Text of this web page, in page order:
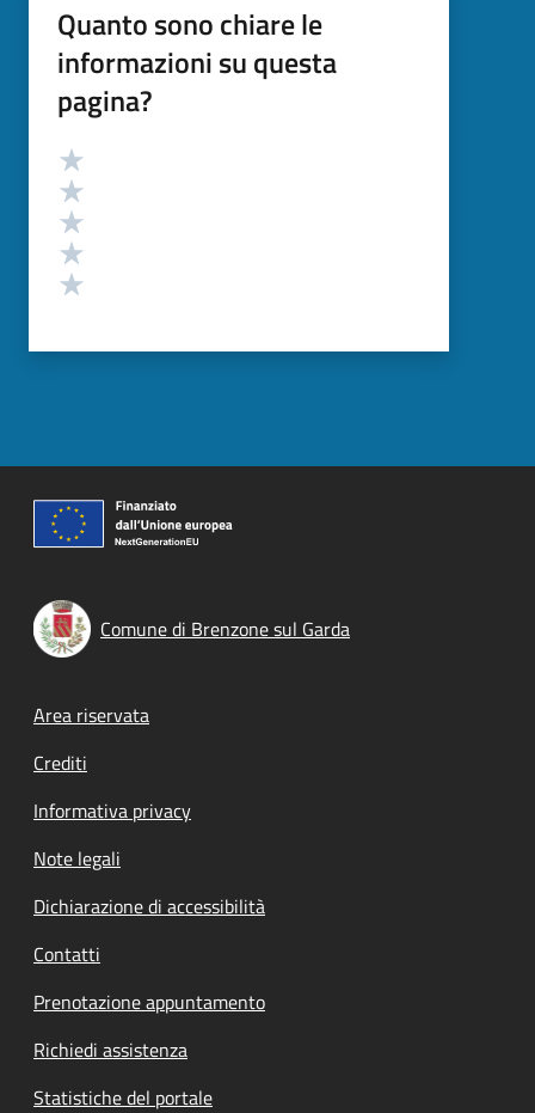
Quanto sono chiare le
informazioni su questa
pagina?
Valutazione
Comune di Brenzone sul Garda
Footer menu
Area riservata
Crediti
Informativa privacy
Note legali
Dichiarazione di accessibilità
Contatti
Prenotazione appuntamento
Richiedi assistenza
Statistiche del portale